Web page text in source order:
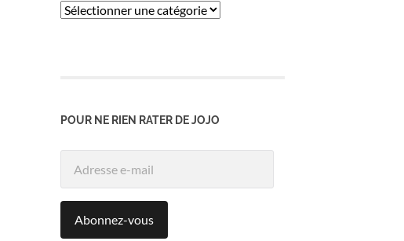
Catégories
POUR NE RIEN RATER DE JOJO
Abonnez-vous